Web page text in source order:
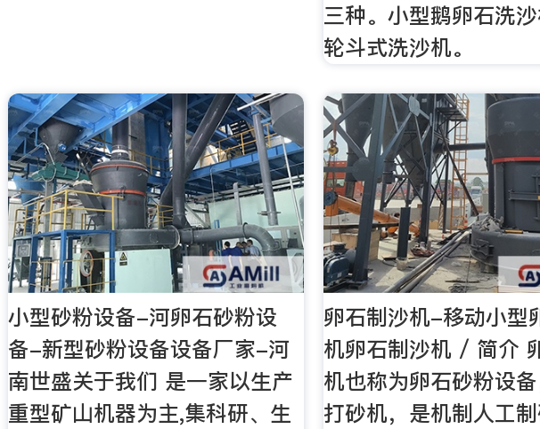
三种。小型鹅卵石洗
轮斗式洗沙机。
小型砂粉设备-河卵石砂粉设
备-新型砂粉设备设备厂家-河
南世盛关于我们 是一家以生产
重型矿山机器为主,集科研、生
卵石制沙机-移动小型
机卵石制沙机 / 简介
机也称为卵石砂粉设
打砂机，是机制人工